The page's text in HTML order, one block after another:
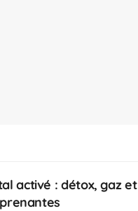
activé : détox, gaz et